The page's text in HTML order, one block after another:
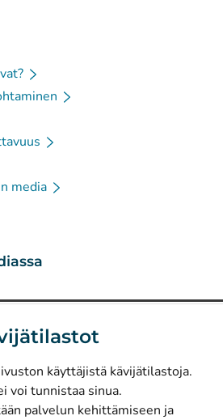
käyttäjistä kävijätilastoja.
voi tunnistaa sinua.
palvelun kehittämiseen ja
media
välilehteen)
välilehteen)